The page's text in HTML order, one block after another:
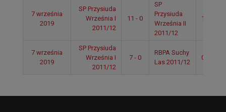
7 września
2019
SP Przysiuda
Września I
2011/12
11 - 0
SP
Przysiuda
Września II
2011/12
11:05
7 września
2019
SP Przysiuda
Września I
2011/12
7 - 0
RBPA Suchy
Las 2011/12
09:50